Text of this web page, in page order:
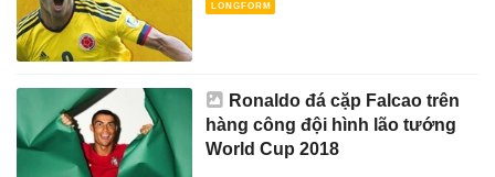
Ronaldo đá cặp Falcao trên
hàng công đội hình lão tướng
World Cup 2018